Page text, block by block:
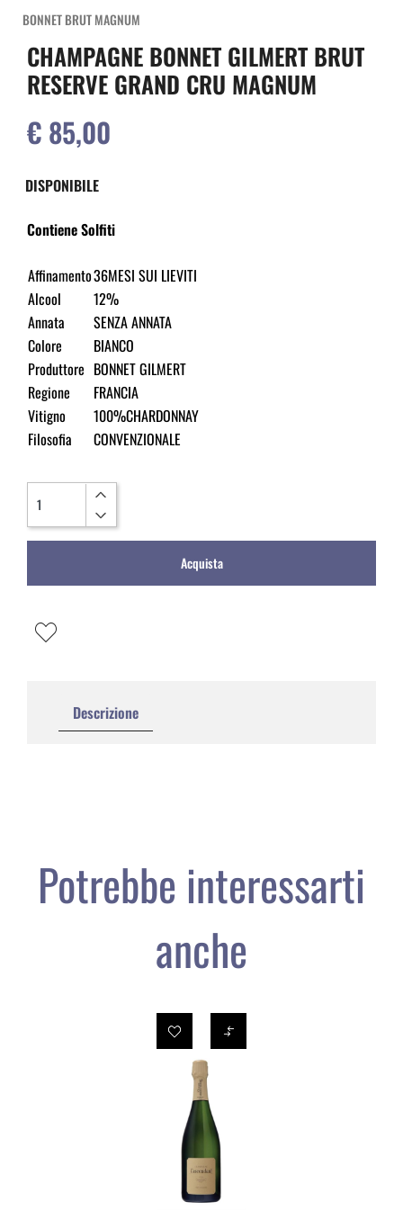
BONNET BRUT MAGNUM
CHAMPAGNE BONNET GILMERT BRUT
RESERVE GRAND CRU MAGNUM
€ 85,00
DISPONIBILE
Contiene Solfiti
Affinamento36MESI SUI LIEVITI
Alcool
12%
Annata
SENZA ANNATA
Colore
BIANCO
Produttore BONNET GILMERT
Regione
FRANCIA
Vitigno
100%CHARDONNAY
Filosofia
CONVENZIONALE
Acquista
Descrizione
Potrebbe interessarti
anche